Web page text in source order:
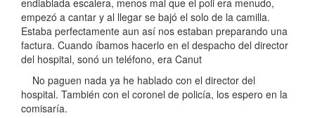
empezó a cantar y al llegar se bajó el solo de la camilla.
Estaba perfectamente aun así nos estaban preparando una
factura. Cuando íbamos hacerlo en el despacho del director
del hospital, sonó un teléfono, era Canut
No paguen nada ya he hablado con el director del
hospital. También con el coronel de policía, los espero en la
comisaría.